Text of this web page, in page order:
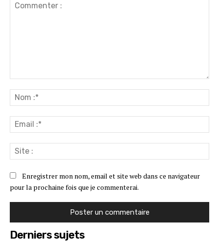
:*
:*
:
Enregistrer mon nom, email et site web dans ce navigateur
pour la prochaine fois que je commenterai.
Derniers sujets